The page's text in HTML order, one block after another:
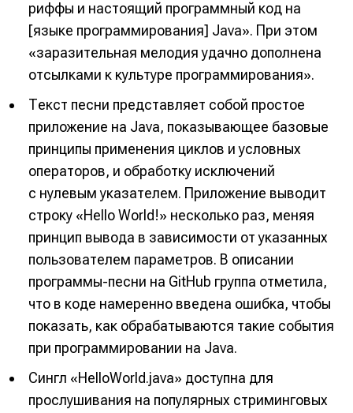
риффы и настоящий программный код на
[языке программирования] Java». При этом
«заразительная мелодия удачно дополнена
отсылками к культуре программирования».
Текст песни представляет собой простое
приложение на Java, показывающее базовые
принципы применения циклов и условных
операторов, и обработку исключений
с нулевым указателем. Приложение выводит
строку «Hello World!» несколько раз, меняя
принцип вывода в зависимости от указанных
пользователем параметров. В описании
программы-песни на GitHub группа отметила,
что в коде намеренно введена ошибка, чтобы
показать, как обрабатываются такие события
при программировании на Java.
Сингл «HelloWorld.java» доступна для
прослушивания на популярных стриминговых